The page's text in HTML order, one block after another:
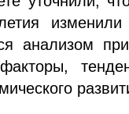
изменили
анализом